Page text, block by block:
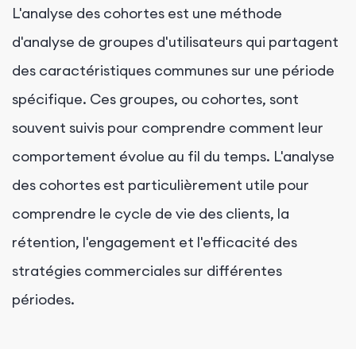
L'analyse des cohortes est une méthode
d'analyse de groupes d'utilisateurs qui partagent
des caractéristiques communes sur une période
spécifique. Ces groupes, ou cohortes, sont
souvent suivis pour comprendre comment leur
comportement évolue au fil du temps. L'analyse
des cohortes est particulièrement utile pour
comprendre le cycle de vie des clients, la
rétention, l'engagement et l'efficacité des
stratégies commerciales sur différentes
périodes.